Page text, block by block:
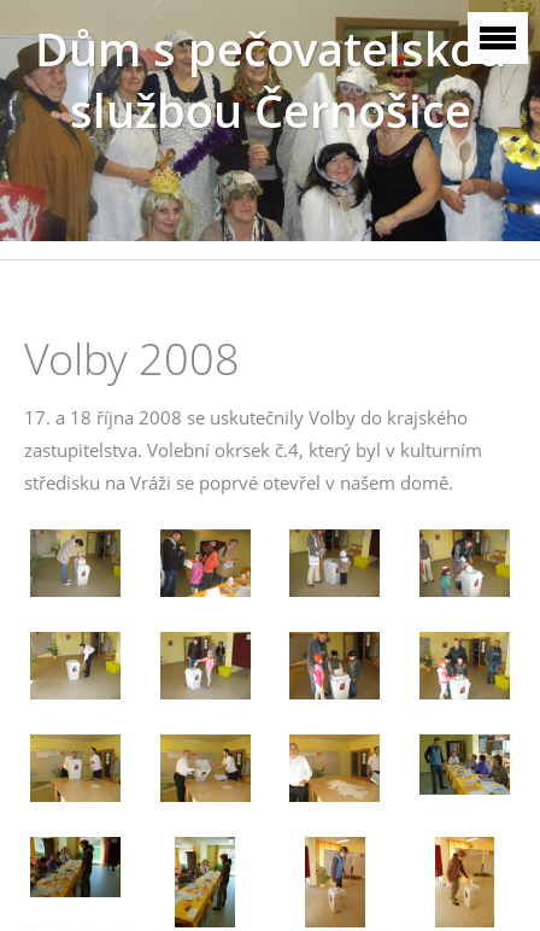
Dům s pečovatelskou
službou Černošice
Volby 2008
17. a 18 října 2008 se uskutečnily Volby do krajského
zastupitelstva. Volební okrsek č.4, který byl v kulturním
středisku na Vráži se poprvé otevřel v našem domě.